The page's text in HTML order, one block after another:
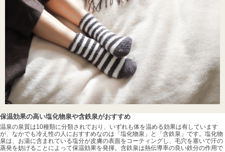
保温効果の高い塩化物泉や含鉄泉がおすすめ
温泉の泉質は10種類に分類されており、いずれも体を温める効果は有しています
が、なかでも冷え性の人におすすめなのは「塩化物泉」と「含鉄泉」です。塩化物
泉は、お湯に含まれている塩分が皮膚の表面をコーティングし、毛穴を塞いで汗の
蒸発を妨げることによって保温効果を発揮。含鉄泉は熱伝導率の良い鉄分の作用で